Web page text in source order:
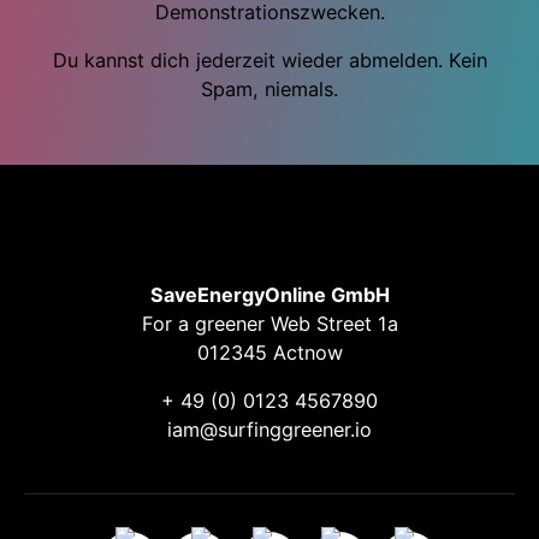
Demonstrationszwecken.
Du kannst dich jederzeit wieder abmelden. Kein
Spam, niemals.
SaveEnergyOnline GmbH
For a greener Web Street 1a
012345 Actnow
+ 49 (0) 0123 4567890
iam@surfinggreener.io